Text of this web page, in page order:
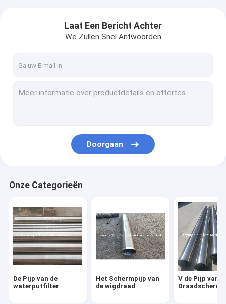
V de Pijp van het Draadscherm
De draad Verpakte Schermen
Het Scherm van de zeefkromming
Het Schermcomité van de wigdraad
De dubbele Draad van de Lijnband
Laat Een Bericht Achter
We Zullen Snel Antwoorden
Doorgaan
Onze Categorieën
De Pijp van de
waterputfilter
Het Schermpijp van
de wigdraad
V de Pijp van
Draadscherm